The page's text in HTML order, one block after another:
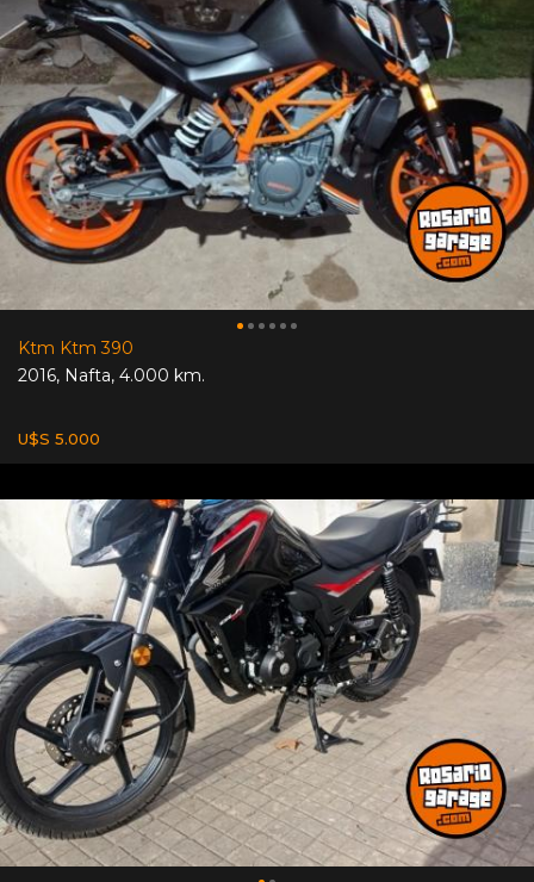
Ktm Ktm 390
2016, Nafta, 4.000 km.
U$S 5.000